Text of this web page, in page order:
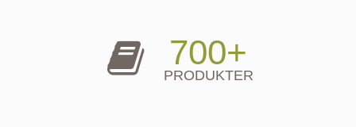
700+
PRODUKTER